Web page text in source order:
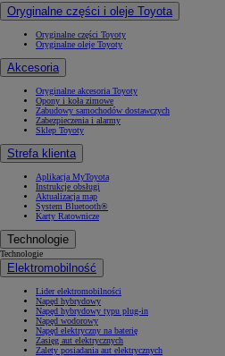
Oryginalne części i oleje Toyota
Oryginalne części Toyoty
Oryginalne oleje Toyoty
Akcesoria
Oryginalne akcesoria Toyoty
Opony i koła zimowe
Zabudowy samochodów dostawczych
Zabezpieczenia i alarmy
Sklep Toyoty
Strefa klienta
Aplikacja MyToyota
Instrukcje obsługi
Aktualizacja map
System Bluetooth®
Karty Ratownicze
Technologie
Technologie
Elektromobilność
Lider elektromobilności
Napęd hybrydowy
Napęd hybrydowy typu plug-in
Napęd wodorowy
Napęd elektryczny na baterię
Zasięg aut elektrycznych
Zalety posiadania aut elektrycznych